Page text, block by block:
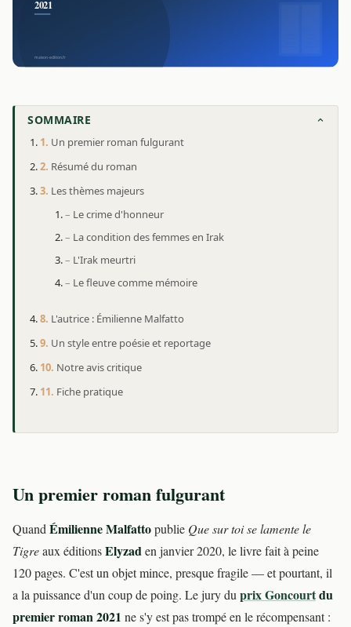
SOMMAIRE
Un premier roman fulgurant
Résumé du roman
Les thèmes majeurs
Le crime d'honneur
La condition des femmes en Irak
L'Irak meurtri
Le fleuve comme mémoire
L'autrice : Émilienne Malfatto
Un style entre poésie et reportage
Notre avis critique
Fiche pratique
Un premier roman fulgurant
QuandÉmilienne Malfattopublie Que sur toi se lamente le
Tigreaux éditionsElyzaden janvier 2020, le livre fait à peine
120 pages. C'est un objet mince, presque fragile — et pourtant, il
a la puissance d'un coup de poing. Le jury duprix Goncourtdu
premier roman 2021 ne s'y est pas trompé en le récompensant :